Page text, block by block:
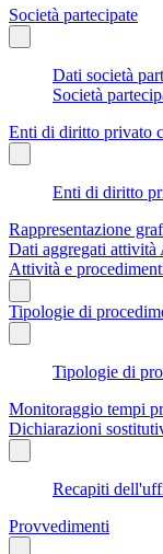
Società partecipate
Dati società
Società
Enti di diritto privato
Enti di diritto
Rappresentazione
Dati aggregati
Attività e
Tipologie di
Tipologie di
Monitoraggio tempi
Dichiarazioni
Recapiti
Provvedimenti